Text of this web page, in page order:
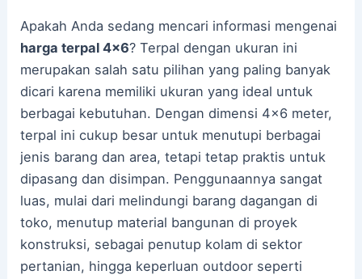
Apakah Anda sedang mencari informasi mengenai
harga terpal 4×6? Terpal dengan ukuran ini
merupakan salah satu pilihan yang paling banyak
dicari karena memiliki ukuran yang ideal untuk
berbagai kebutuhan. Dengan dimensi 4×6 meter,
terpal ini cukup besar untuk menutupi berbagai
jenis barang dan area, tetapi tetap praktis untuk
dipasang dan disimpan. Penggunaannya sangat
luas, mulai dari melindungi barang dagangan di
toko, menutup material bangunan di proyek
konstruksi, sebagai penutup kolam di sektor
pertanian, hingga keperluan outdoor seperti